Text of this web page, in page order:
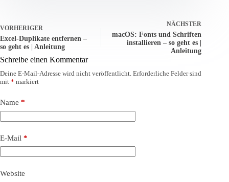
VORHERIGER
Excel-Duplikate entfernen –
so geht es | Anleitung
NÄCHSTER
macOS: Fonts und Schriften
installieren – so geht es |
Anleitung
Schreibe einen Kommentar
Deine E-Mail-Adresse wird nicht veröffentlicht. Erforderliche Felder sind
mit * markiert
Name *
E-Mail *
Website